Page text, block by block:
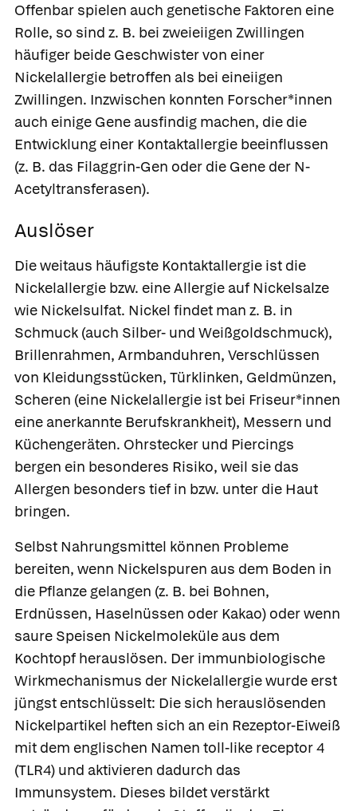
Offenbar spielen auch genetische Faktoren eine
Rolle, so sind z. B. bei zweieiigen Zwillingen
häufiger beide Geschwister von einer
Nickelallergie betroffen als bei eineiigen
Zwillingen. Inzwischen konnten Forscher*innen
auch einige Gene ausfindig machen, die die
Entwicklung einer Kontaktallergie beeinflussen
(z. B. das Filaggrin-Gen oder die Gene der N-
Acetyltransferasen).
Auslöser
Die weitaus häufigste Kontaktallergie ist die
Nickelallergie bzw. eine Allergie auf Nickelsalze
wie Nickelsulfat. Nickel findet man z. B. in
Schmuck (auch Silber- und Weißgoldschmuck),
Brillenrahmen, Armbanduhren, Verschlüssen
von Kleidungsstücken, Türklinken, Geldmünzen,
Scheren (eine Nickelallergie ist bei Friseur*innen
eine anerkannte Berufskrankheit), Messern und
Küchengeräten. Ohrstecker und Piercings
bergen ein besonderes Risiko, weil sie das
Allergen besonders tief in bzw. unter die Haut
bringen.
Selbst Nahrungsmittel können Probleme
bereiten, wenn Nickelspuren aus dem Boden in
die Pflanze gelangen (z. B. bei Bohnen,
Erdnüssen, Haselnüssen oder Kakao) oder wenn
saure Speisen Nickelmoleküle aus dem
Kochtopf herauslösen. Der immunbiologische
Wirkmechanismus der Nickelallergie wurde erst
jüngst entschlüsselt: Die sich herauslösenden
Nickelpartikel heften sich an ein Rezeptor-Eiweiß
mit dem englischen Namen toll-like receptor 4
(TLR4) und aktivieren dadurch das
Immunsystem. Dieses bildet verstärkt